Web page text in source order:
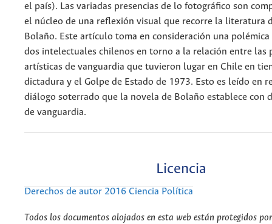
el país). Las variadas presencias de lo fotográfico son
el núcleo de una reflexión visual que recorre la literatura
Bolaño. Este artículo toma en consideración una
dos intelectuales chilenos en torno a la relación entre las
artísticas de vanguardia que tuvieron lugar en Chile en
dictadura y el Golpe de Estado de 1973. Esto es leído en
diálogo soterrado que la novela de Bolaño establece con
de vanguardia.
Licencia
Derechos de autor 2016 Ciencia Política
Todos los documentos alojados en esta web están protegidos